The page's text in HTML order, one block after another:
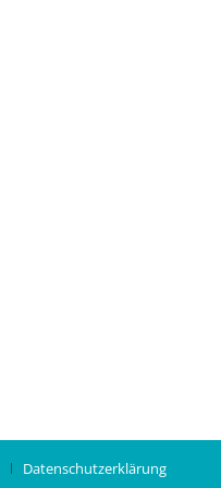
Datenschutzerklärung